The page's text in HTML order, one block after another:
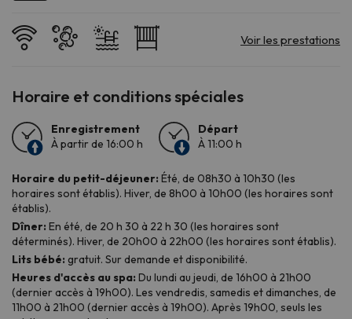
Horaire et conditions spéciales